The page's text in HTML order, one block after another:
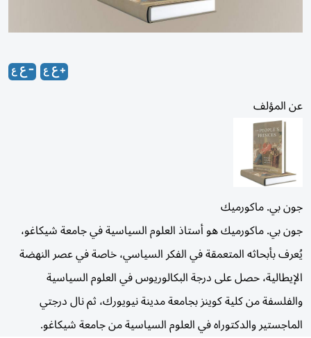
عن المؤلف
جون بي. ماكورميك
جون بي. ماكورميك هو أستاذ العلوم السياسية في جامعة شيكاغو،
يُعرف بأبحاثه المتعمقة في الفكر السياسي، خاصة في عصر النهضة
الإيطالية، حصل على درجة البكالوريوس في العلوم السياسية
والفلسفة من كلية كوينز بجامعة مدينة نيويورك، ثم نال درجتي
الماجستير والدكتوراه في العلوم السياسية من جامعة شيكاغو.